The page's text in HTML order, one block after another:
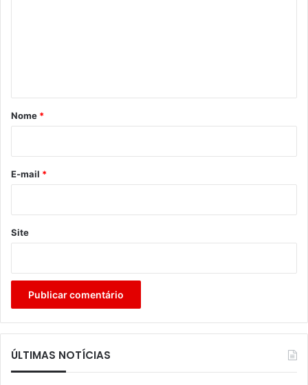
r
*
Nome *
E-mail *
Site
ÚLTIMAS NOTÍCIAS